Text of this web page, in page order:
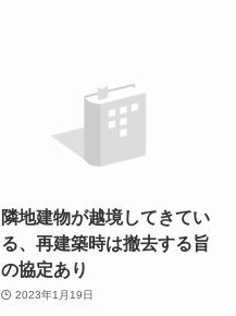
隣地建物が越境してきてい
る、再建築時は撤去する旨
の協定あり
2023年1月19日